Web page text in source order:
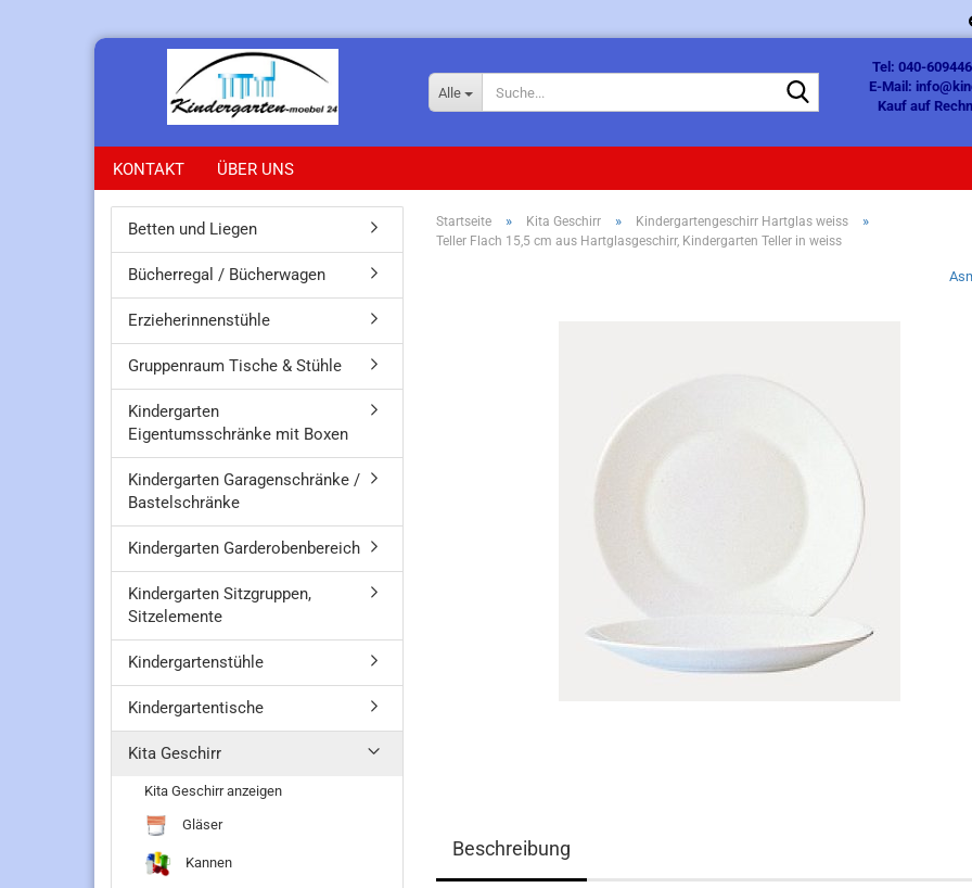
Alle
Tel: 040-
E-Mail:
Kauf auf
KONTAKT ÜBER UNS
Startseite » Kita Geschirr » Kindergartengeschirr Hartglas weiss »
Teller Flach 15,5 cm aus Hartglasgeschirr, Kindergarten Teller in weiss
Beschreibung
Betten und Liegen
Bücherregal / Bücherwagen
Erzieherinnenstühle
Gruppenraum Tische & Stühle
Kindergarten
Eigentumsschränke mit Boxen
Kindergarten Garagenschränke /
Bastelschränke
Kindergarten Garderobenbereich
Kindergarten Sitzgruppen,
Sitzelemente
Kindergartenstühle
Kindergartentische
Kita Geschirr
Kita Geschirr anzeigen
Gläser
Kannen